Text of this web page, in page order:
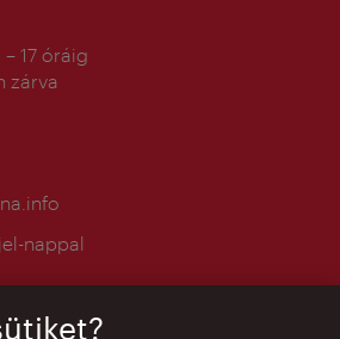
17 óráig
zárva
nappal